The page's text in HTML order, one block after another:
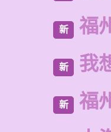
新 福
新 我
新
福